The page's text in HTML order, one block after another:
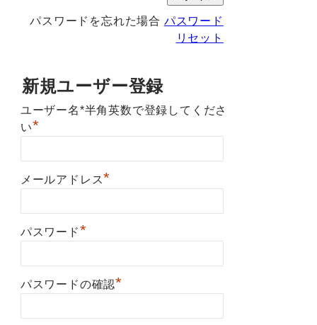
パスワードを忘れた場合 パスワード
リセット
新規ユーザー登録
ユーザー名*半角英数で登録してくださ
い*
メールアドレス*
パスワード*
パスワードの確認*